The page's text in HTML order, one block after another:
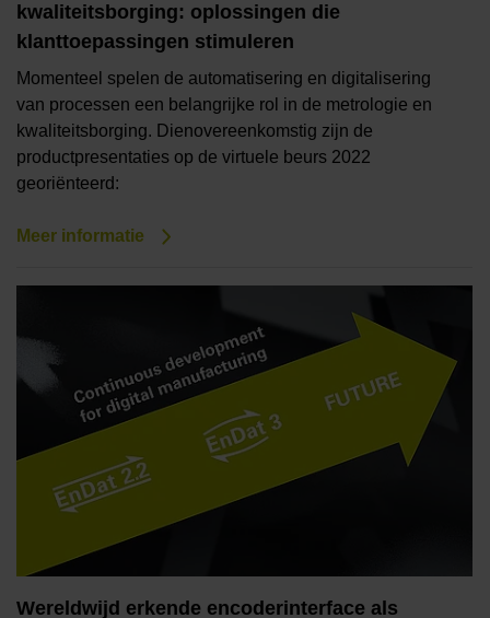
kwaliteitsborging: oplossingen die
klanttoepassingen stimuleren
Momenteel spelen de automatisering en digitalisering
van processen een belangrijke rol in de metrologie en
kwaliteitsborging. Dienovereenkomstig zijn de
productpresentaties op de virtuele beurs 2022
georiënteerd:
Meer informatie
Wereldwijd erkende encoderinterface als